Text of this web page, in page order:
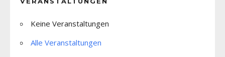
Keine Veranstaltungen
Alle Veranstaltungen